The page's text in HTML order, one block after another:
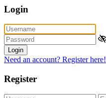
Login
Login
Need an account? Register here!
Register